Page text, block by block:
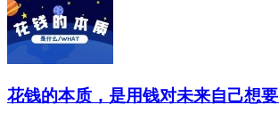
花钱的本质，是用钱对未来自己想